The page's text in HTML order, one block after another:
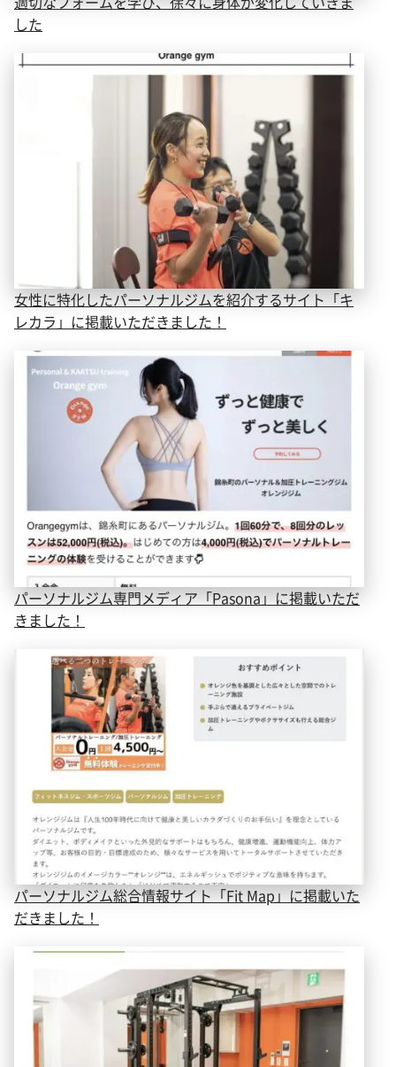
した
女性に特化したパーソナルジムを紹介するサイト「キ
レカラ」に掲載いただきました！
パーソナルジム専門メディア「Pasona」に掲載いただ
きました！
パーソナルジム総合情報サイト「Fit Map」に掲載いた
だきました！